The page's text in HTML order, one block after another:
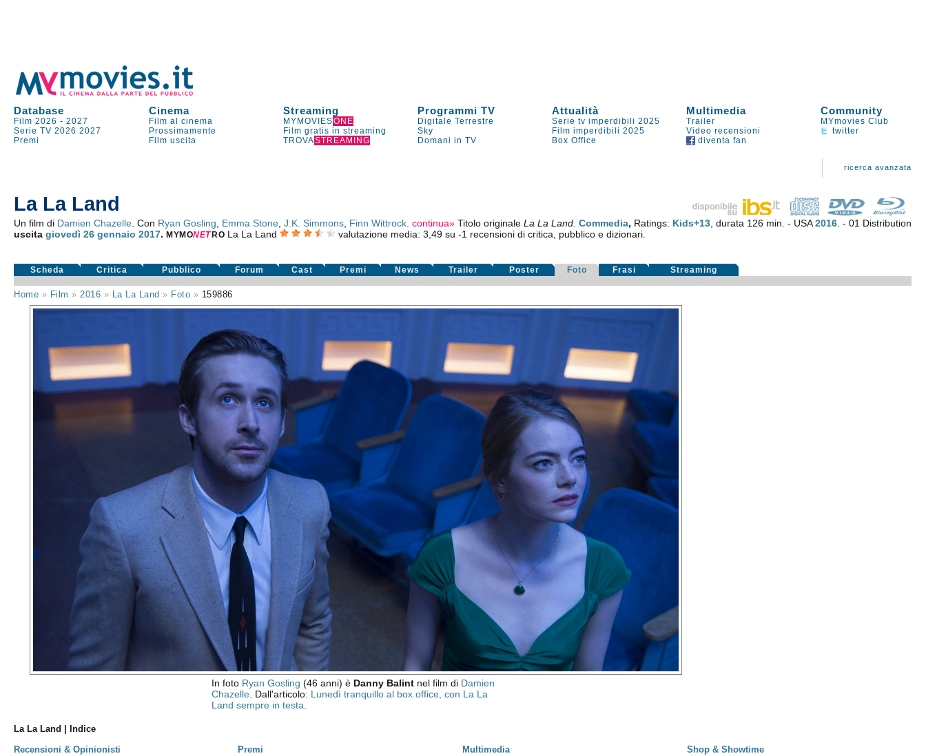
Database Cinema Streaming Programmi TV Attualità Multimedia Community
Film 2026 -2027 Film al cinema MYMOVIESONE Digitale Terrestre Serie tv imperdibili 2025 Trailer
MYmovies Club
Serie TV 2026 2027 Prossimamente Film gratis in streaming Sky Film imperdibili 2025 Video recensioni
twitter
Premi
Film uscita TROVASTREAMING Domani in TV Box Office diventa fan
ricerca avanzata
La La Land
Un film di Damien Chazelle . Con Ryan Gosling Emma Stone ,J.K. Simmons Finn Wittrock .continua» Titolo originaleLa La Land .Commedia, Ratings: Kids+13 , durata 126 min. - USA2016 . - 01 Distribution
uscitagiovedì 26 gennaio 2017.MYMONET RO La La Land valutazione media: 3,49 su -1 recensioni di critica, pubblico e dizionari.
Scheda Critica Pubblico Forum Cast Premi News Trailer Poster Foto Frasi Streaming
Home » Film » 2016 » La La Land » Foto » 159886
In foto Ryan Gosling (46 anni) è Danny Balintnel film di Damien
Chazelle. Dall'articolo: Lunedì tranquillo al box office, con La La
Land sempre in testa
La La Land | Indice
Recensioni & Opinionisti
Premi Multimedia
Shop & Showtime